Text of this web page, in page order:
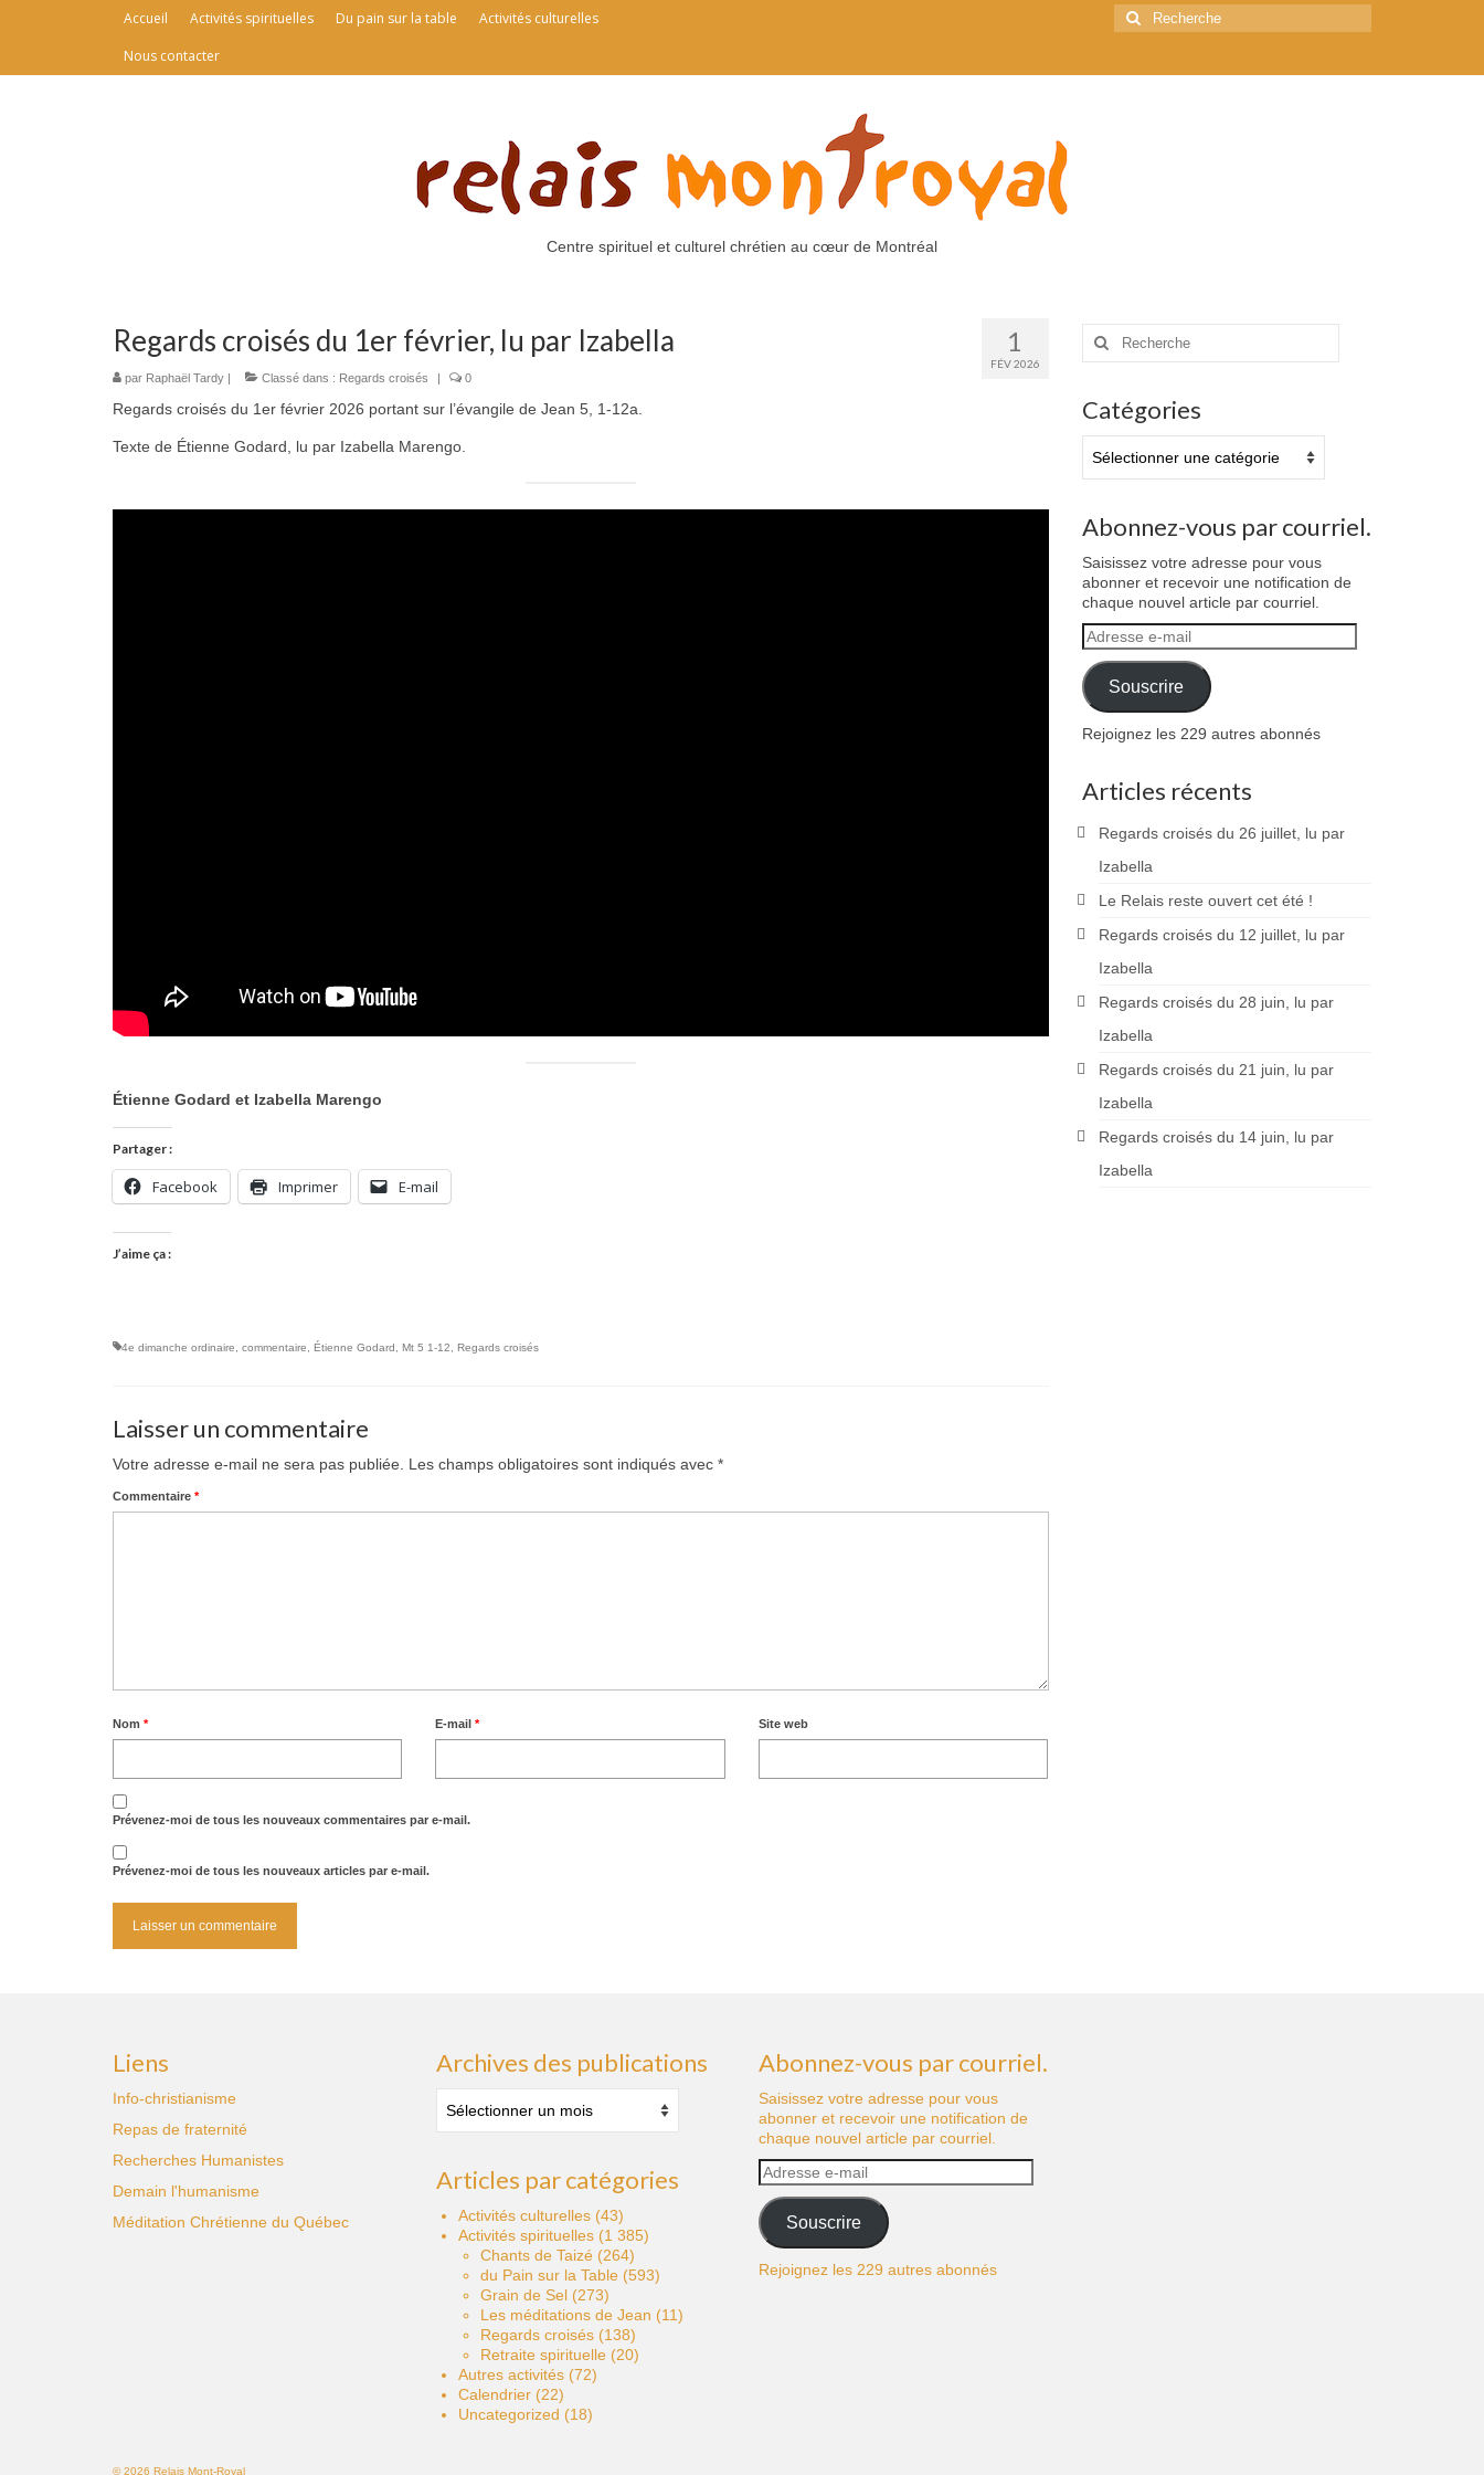
Accueil Activités spirituelles Du pain sur la table
Activités culturelles
Nous contacter
Rechercher
:
Centre spirituel et culturel chrétien au cœur de Montréal
1
FÉV 2026
Regards croisés du 1er février, lu par Izabella
par Raphaël Tardy | Classé dans : Regards croisés | 0
Regards croisés du 1er février 2026 portant sur l’évangile de Jean 5, 1-12a.
Texte de Étienne Godard, lu par Izabella Marengo.
Étienne Godard et Izabella Marengo
Partager :
Facebook Imprimer E-mail
J’aime ça :
4e dimanche ordinaire commentaire Étienne Godard Mt 5 1-12 Regards croisés
Laisser un commentaire
Votre adresse e-mail ne sera pas publiée. Les champs obligatoires sont indiqués avec *
Commentaire *
Nom * E-mail* Site web
Prévenez-moi de tous les nouveaux commentaires par e-mail.
Prévenez-moi de tous les nouveaux articles par e-mail.
Rechercher
Catégories
Abonnez-vous par courriel.
Saisissez votre adresse pour vous
abonner et recevoir une notification de
chaque nouvel article par courriel.
Adresse
e-
mail
Souscrire
Rejoignez les 229 autres abonnés
Articles récents
Regards croisés du 26 juillet, lu par
Izabella
Le Relais reste ouvert cet été !
Regards croisés du 12 juillet, lu par
Izabella
Regards croisés du 28 juin, lu par
Izabella
Regards croisés du 21 juin, lu par
Izabella
Regards croisés du 14 juin, lu par
Izabella
Liens
Info-christianisme
Repas de fraternité
Recherches Humanistes
Demain l'humanisme
Méditation Chrétienne du Québec
Archives des publications
des
publications
Articles par catégories
Activités culturelles(43)
Activités spirituelles(1 385)
Chants de Taizé(264)
du Pain sur la Table(593)
Grain de Sel(273)
Les méditations de Jean (11)
Regards croisés(138)
Retraite spirituelle(20)
Autres activités(72)
Calendrier(22)
Uncategorized (18)
Abonnez-vous par courriel.
Saisissez votre adresse pour vous
abonner et recevoir une notification de
chaque nouvel article par courriel.
Adresse
e-
mail
Souscrire
Rejoignez les 229 autres abonnés
© 2026 Relais Mont-Royal